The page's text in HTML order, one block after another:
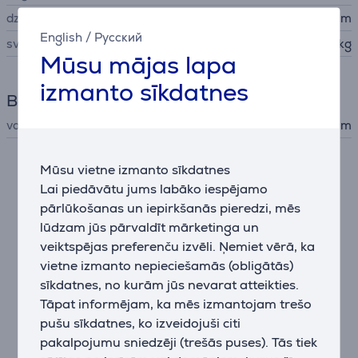
English / Русский
Mūsu mājas lapa
izmanto sīkdatnes
Mūsu vietne izmanto sīkdatnes
Lai piedāvātu jums labāko iespējamo
pārlūkošanas un iepirkšanās pieredzi, mēs
lūdzam jūs pārvaldīt mārketinga un
veiktspējas preferenču izvēli. Ņemiet vērā, ka
vietne izmanto nepieciešamās (obligātās)
sīkdatnes, no kurām jūs nevarat atteikties.
Tāpat informējam, ka mēs izmantojam trešo
pušu sīkdatnes, ko izveidojuši citi
pakalpojumu sniedzēji (trešās puses). Tās tiek
dziļums
28 cm
svars
5,3 kg
Barošana
vada garums 2 m
Apraksts
TVAIKA ĀTRA SASILŠANA UN DROŠĪBA!
Laurastar Lift ir gatavs lietošanai jau pēc 3 minūtēm.
Automātiski atslēgsies no elektrības, ja tas netiks
izmantots 10 minūtes.
PROFESIONĀLS GLUDEKLIS
Visiem Laurastar gludekļiem ir ekskluzīva
profesionāla gludināmā virsma ar sīkdispersiju tvaika